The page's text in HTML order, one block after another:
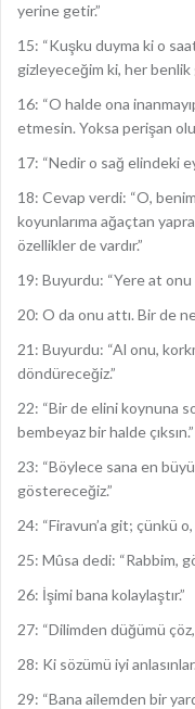
yerine getir.”
15: “Kuşku duyma ki o
gizleyeceğim ki, her benlik
16: “O halde ona
etmesin. Yoksa perişan
17: “Nedir o sağ elindeki
18: Cevap verdi: “O,
koyunlarıma ağaçtan
özellikler de vardır.”
19: Buyurdu: “Yere at onu
20: O da onu attı. Bir de
21: Buyurdu: “Al onu,
döndüreceğiz.”
22: “Bir de elini koynuna
bembeyaz bir halde çıksın.”
23: “Böylece sana en
göstereceğiz.”
24: “Firavun’a git; çünkü o,
25: Mûsa dedi: “Rabbim,
26: İşimi bana kolaylaştır.”
27: “Dilimden düğümü çöz,
28: Ki sözümü iyi
29: “Bana ailemden bir